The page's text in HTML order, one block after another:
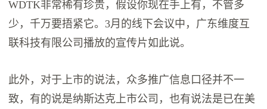
WDTK非常稀有珍贵，假设你现在手上有，不管多
少，千万要捂紧它。3月的线下会议中，广东维度互
联科技有限公司播放的宣传片如此说。
此外，对于上市的说法，众多推广信息口径并不一
致，有的说是纳斯达克上市公司，也有说法是已在美